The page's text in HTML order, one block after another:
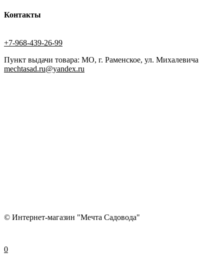
Контакты
+7-968-439-26-99
Пункт выдачи товара: МО, г. Раменское, ул. Михалевича
mechtasad.ru@yandex.ru
© Интернет-магазин "Мечта Садовода"
0